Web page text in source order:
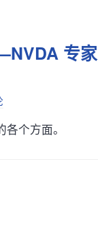
专家
个方面。